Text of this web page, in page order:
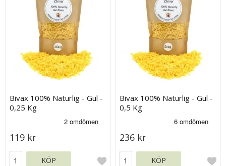
Bivax 100% Naturlig - Gul -
0,25 Kg
119 kr
KÖP
Bivax 100% Naturlig - Gul -
0,5 Kg
236 kr
KÖP